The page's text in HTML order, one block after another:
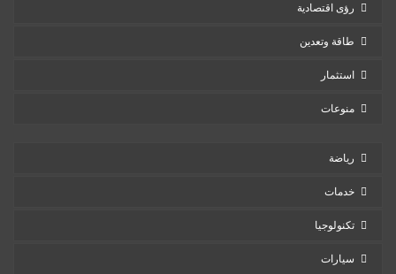
رؤى اقتصادية
طاقة وتعدين
استثمار
منوعات
رياضة
خدمات
تكنولوجيا
سيارات